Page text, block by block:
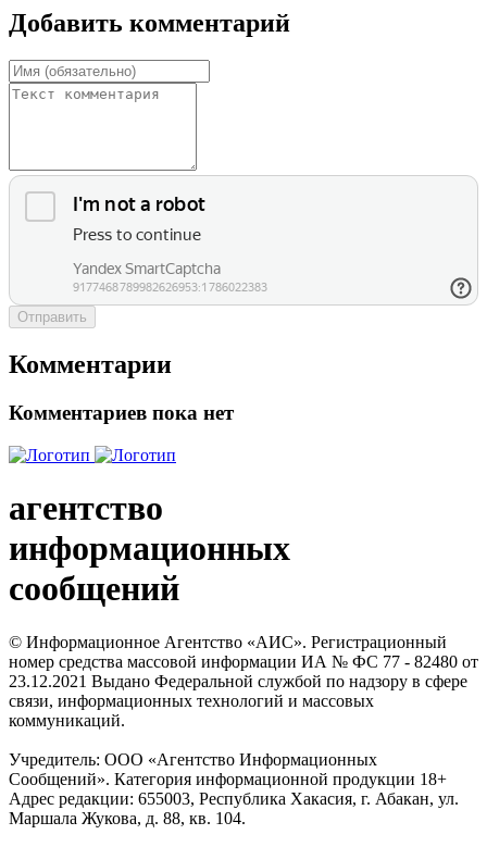
Добавить комментарий
Отправить
Комментарии
Комментариев пока нет
агентство
информационных
сообщений
© Информационное Агентство «АИС». Регистрационный
номер средства массовой информации ИА № ФС 77 - 82480 от
23.12.2021 Выдано Федеральной службой по надзору в сфере
связи, информационных технологий и массовых
коммуникаций.
Учредитель: ООО «Агентство Информационных
Сообщений». Категория информационной продукции 18+
Адрес редакции: 655003, Республика Хакасия, г. Абакан, ул.
Маршала Жукова, д. 88, кв. 104.